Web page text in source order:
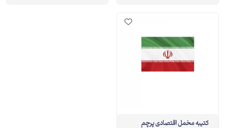
کتیبه مخمل اقتصادی پرچم